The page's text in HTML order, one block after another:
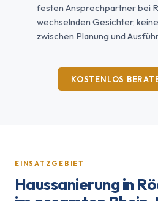
festen Ansprechpartner bei
wechselnden Gesichter,
zwischen Planung und
KOSTENLOS
EINSATZGEBIET
Haussanierung in